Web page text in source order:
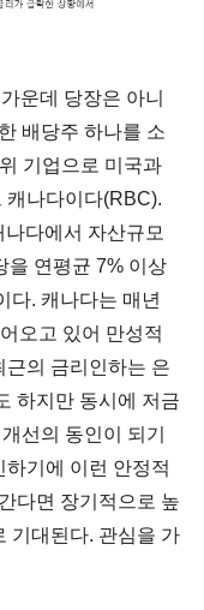
운데 당장은 아니
배당주 하나를 소
기업으로 미국과
캐나다이다(RBC).
다에서 자산규모
을 연평균 7% 이상
다. 캐나다는 매년
오고 있어 만성적
근의 금리인하는 은
하지만 동시에 저금
선의 동인이 되기
하기에 이런 안정적
다면 장기적으로 높
기대된다. 관심을 가